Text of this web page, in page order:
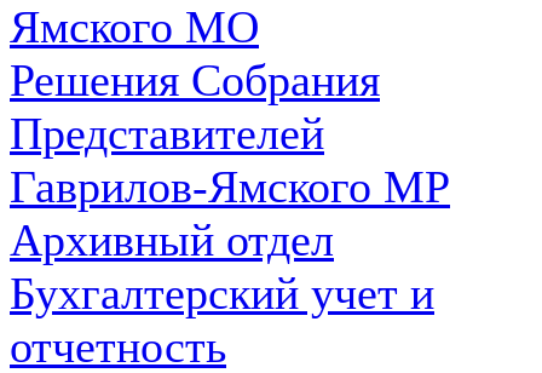
Ямского МО
Решения Собрания
Представителей
Гаврилов-Ямского МР
Архивный отдел
Бухгалтерский учет и
отчетность